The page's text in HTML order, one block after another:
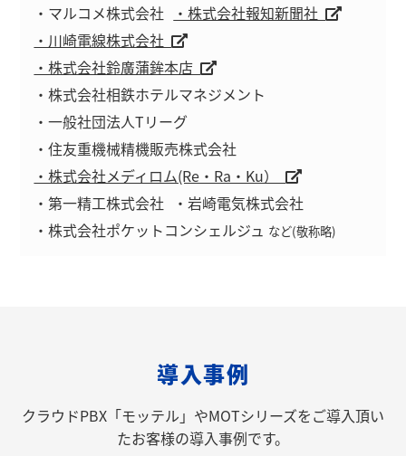
・マルコメ株式会社
・株式会社報知新聞社
・川崎電線株式会社
・株式会社鈴廣蒲鉾本店
・株式会社相鉄ホテルマネジメント
・一般社団法人Tリーグ
・住友重機械精機販売株式会社
・株式会社メディロム(Re・Ra・Ku）
・第一精工株式会社
・岩崎電気株式会社
・株式会社ポケットコンシェルジュ など(敬称略)
導入事例
クラウドPBX「モッテル」やMOTシリーズをご導入頂い
たお客様の導入事例です。